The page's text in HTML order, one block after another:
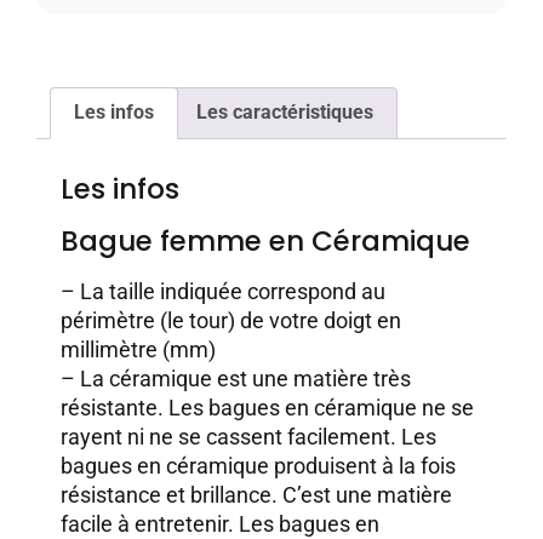
Les infos Les caractéristiques
Les infos
Bague femme en Céramique
– La taille indiquée correspond au
périmètre (le tour) de votre doigt en
millimètre (mm)
– La céramique est une matière très
résistante. Les bagues en céramique ne se
rayent ni ne se cassent facilement. Les
bagues en céramique produisent à la fois
résistance et brillance. C’est une matière
facile à entretenir. Les bagues en